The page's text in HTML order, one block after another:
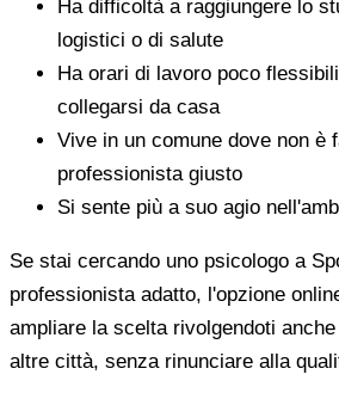
Ha difficoltà a raggiungere lo
logistici o di salute
Ha orari di lavoro poco
collegarsi da casa
Vive in un comune dove non è
professionista giusto
Si sente più a suo agio
Se stai cercando uno psicologo a
professionista adatto, l'opzione
ampliare la scelta rivolgendoti
altre città, senza rinunciare alla